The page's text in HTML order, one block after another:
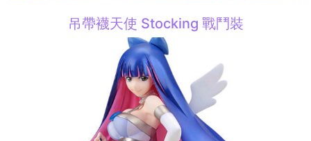
吊帶襪天使 Stocking 戰鬥裝